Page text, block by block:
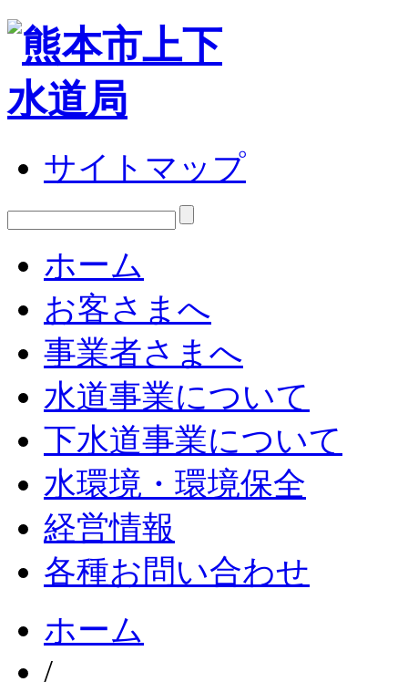
サイトマップ
ホーム
お客さまへ
事業者さまへ
水道事業について
下水道事業について
水環境・環境保全
経営情報
各種お問い合わせ
ホーム
/